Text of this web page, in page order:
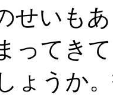
せいも
ってき
ょうか